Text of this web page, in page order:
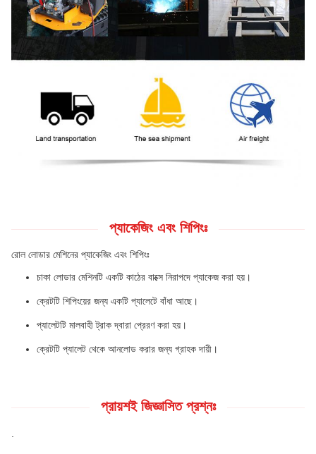
প্যাকেজিং এবং শিপিংঃ
রোল লোডার মেশিনের প্যাকেজিং এবং শিপিংঃ
চাকা লোডার মেশিনটি একটি কাঠের বাক্সে নিরাপদে প্যাকেজ করা হয়।
ক্রেটটি শিপিংয়ের জন্য একটি প্যালেটে বাঁধা আছে।
প্যালেটটি মালবাহী ট্রাক দ্বারা প্রেরণ করা হয়।
ক্রেটটি প্যালেট থেকে আনলোড করার জন্য গ্রাহক দায়ী।
প্রায়শই জিজ্ঞাসিত প্রশ্নঃ